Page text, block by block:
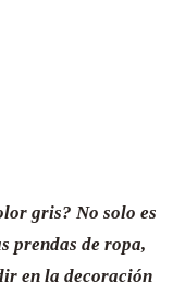
gris? No solo es
prendas de ropa,
en la decoración